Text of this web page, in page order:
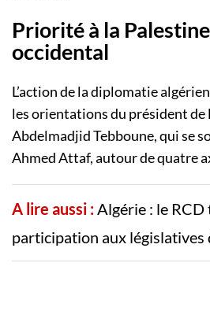
Priorité à la
occidental
L’action de la diplomatie
les orientations du président de
Abdelmadjid Tebboune, qui se
Ahmed Attaf, autour de quatre
A lire aussi :Algérie : le RCD
participation aux législatives